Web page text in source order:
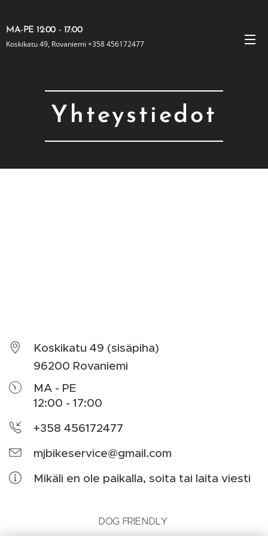
MA-PE 12:00 - 17:00
Koskikatu 49, Rovaniemi +358 456172477
Yhteystiedot
Koskikatu 49 (sisäpiha)
96200 Rovaniemi
MA - PE
12:00 - 17:00
+358 456172477
mjbikeservice@gmail.com
Mikäli en ole paikalla, soita tai laita viesti
🐾 DOG FRIENDLY 🐾